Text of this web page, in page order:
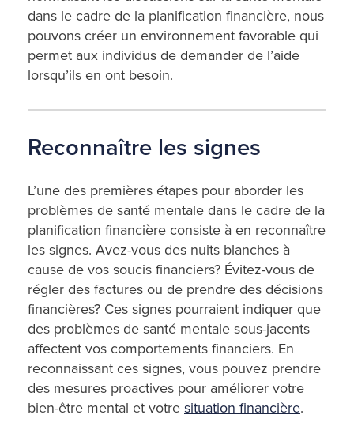
dans le cadre de la planification financière, nous
pouvons créer un environnement favorable qui
permet aux individus de demander de l’aide
lorsqu’ils en ont besoin.
Reconnaître les signes
L’une des premières étapes pour aborder les
problèmes de santé mentale dans le cadre de la
planification financière consiste à en reconnaître
les signes. Avez-vous des nuits blanches à
cause de vos soucis financiers? Évitez-vous de
régler des factures ou de prendre des décisions
financières? Ces signes pourraient indiquer que
des problèmes de santé mentale sous-jacents
affectent vos comportements financiers. En
reconnaissant ces signes, vous pouvez prendre
des mesures proactives pour améliorer votre
bien-être mental et votre situation financière.